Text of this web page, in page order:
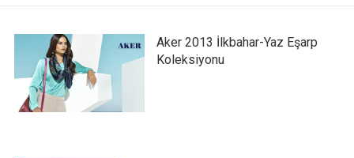
Aker 2013 İlkbahar-Yaz Eşarp
Koleksiyonu